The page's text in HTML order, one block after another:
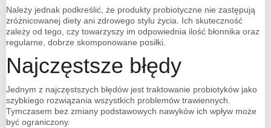
Należy jednak podkreślić, że produkty probiotyczne nie zastępują
zróżnicowanej diety ani zdrowego stylu życia. Ich skuteczność
zależy od tego, czy towarzyszy im odpowiednia ilość błonnika oraz
regularne, dobrze skomponowane posiłki.
Najczęstsze błędy
Jednym z najczęstszych błędów jest traktowanie probiotyków jako
szybkiego rozwiązania wszystkich problemów trawiennych.
Tymczasem bez zmiany podstawowych nawyków ich wpływ może
być ograniczony.